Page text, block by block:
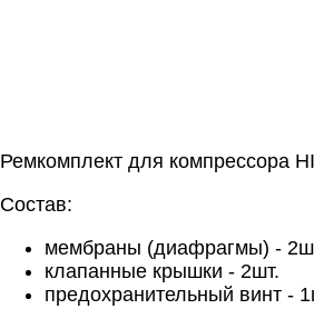
Ремкомплект для компрессора
Состав:
мембраны (диафрагмы) -
клапанные крышки - 2шт.
предохранительный винт -